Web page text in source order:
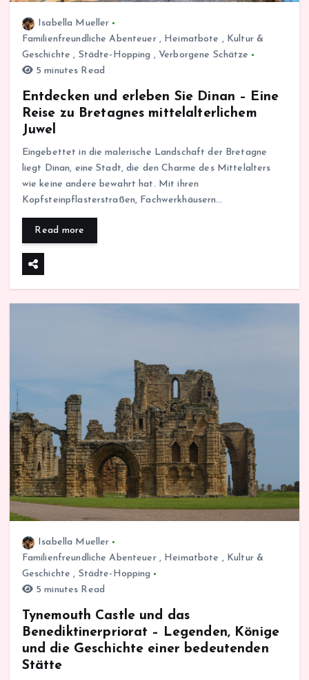
Isabella Mueller
Familienfreundliche Abenteuer, Heimatbote , Kultur &
Geschichte , Städte-Hopping , Verborgene Schätze
5 minutes Read
Entdecken und erleben Sie Dinan – Eine
Reise zu Bretagnes mittelalterlichem
Juwel
Eingebettet in die malerische Landschaft der Bretagne
liegt Dinan, eine Stadt, die den Charme des Mittelalters
wie keine andere bewahrt hat. Mit ihren
Kopfsteinpflasterstraßen, Fachwerkhäusern…
Read more
Isabella Mueller
Familienfreundliche Abenteuer, Heimatbote , Kultur &
Geschichte , Städte-Hopping
5 minutes Read
Tynemouth Castle und das
Benediktinerpriorat – Legenden, Könige
und die Geschichte einer bedeutenden
Stätte